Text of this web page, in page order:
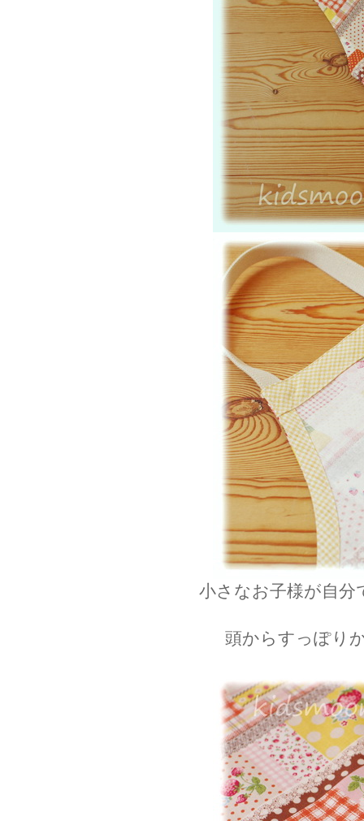
小さなお子様が自
頭からすっぽり